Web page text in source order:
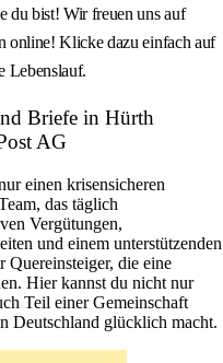
du bist! Wir freuen uns auf
online! Klicke dazu einfach auf
Lebenslauf.
Briefe in Hürth
AG
einen krisensicheren
das täglich
Vergütungen,
und einem unterstützenden
Quereinsteiger, die eine
Hier kannst du nicht nur
Teil einer Gemeinschaft
Deutschland glücklich macht.